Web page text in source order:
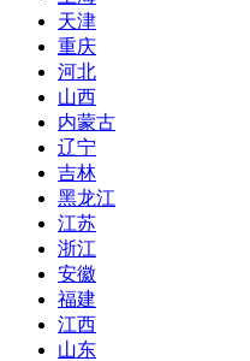
天津
重庆
河北
山西
内蒙古
辽宁
吉林
黑龙江
江苏
浙江
安徽
福建
江西
山东